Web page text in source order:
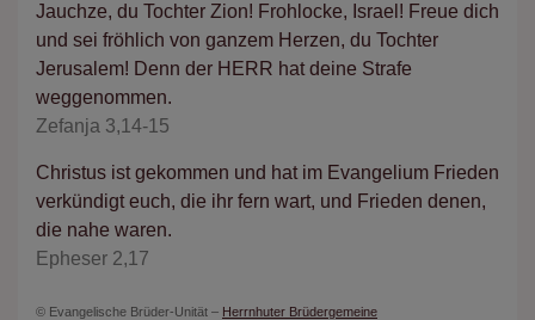
Jauchze, du Tochter Zion! Frohlocke, Israel! Freue dich
und sei fröhlich von ganzem Herzen, du Tochter
Jerusalem! Denn der HERR hat deine Strafe
weggenommen.
Zefanja 3,14-15
Christus ist gekommen und hat im Evangelium Frieden
verkündigt euch, die ihr fern wart, und Frieden denen,
die nahe waren.
Epheser 2,17
© Evangelische Brüder-Unität – Herrnhuter Brüdergemeine